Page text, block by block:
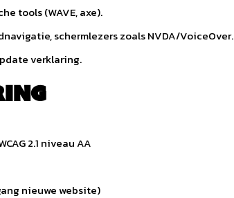
tools (WAVE, axe).
schermlezers zoals NVDA/VoiceOver.
verklaring.
2.1 niveau AA
nieuwe website)